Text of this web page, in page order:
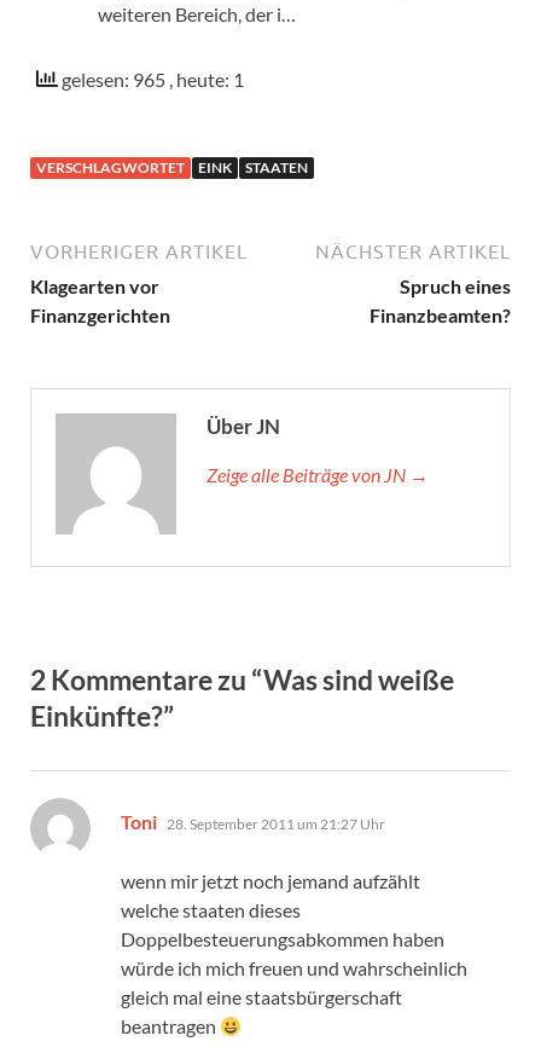
weiteren Bereich, der i…
gelesen: 965 , heute: 1
VERSCHLAGWORTET EINK STAATEN
VORHERIGER ARTIKEL
Klagearten vor
Finanzgerichten
NÄCHSTER ARTIKEL
Spruch eines
Finanzbeamten?
Über JN
Zeige alle Beiträge von JN →
2 Kommentare zu “Was sind weiße
Einkünfte?”
Toni sagt:
28. September 2011 um 21:27 Uhr
wenn mir jetzt noch jemand aufzählt
welche staaten dieses
Doppelbesteuerungsabkommen haben
würde ich mich freuen und wahrscheinlich
gleich mal eine staatsbürgerschaft
beantragen